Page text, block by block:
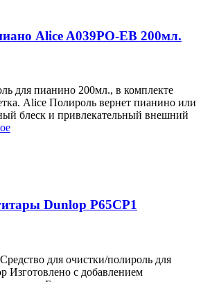
Alice A039PO-EB 200мл.
для пианино 200мл., в комплекте
Alice Полироль вернет пианино или
блеск и привлекательный внешний
Dunlop P65CP1
для очистки/полироль для
Изготовлено с добавлением